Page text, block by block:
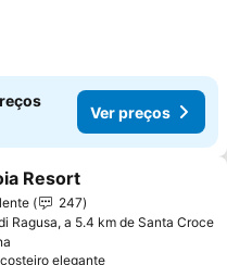
Ver preços
aos favoritos
Resort
247
Ragusa, a 5.4 km de Santa Croce
elegante